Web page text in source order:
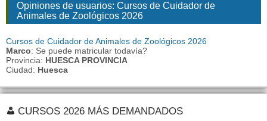
Opiniones de usuarios: Cursos de Cuidador de
Animales de Zoológicos 2026
Cursos de Cuidador de Animales de Zoológicos 2026
Marco: Se puede matricular todavía?
Provincia: HUESCA PROVINCIA
Ciudad: Huesca
CURSOS 2026 MÁS DEMANDADOS